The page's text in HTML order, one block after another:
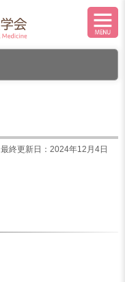
最終更新日：2024年12月4日